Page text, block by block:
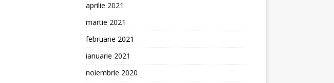
aprilie 2021
martie 2021
februarie 2021
ianuarie 2021
noiembrie 2020